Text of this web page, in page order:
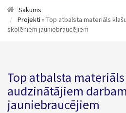
Sākums
Projekti » Top atbalsta materiāls
skolēniem jauniebraucējiem
Top atbalsta
audzinātājiem
jauniebraucējiem